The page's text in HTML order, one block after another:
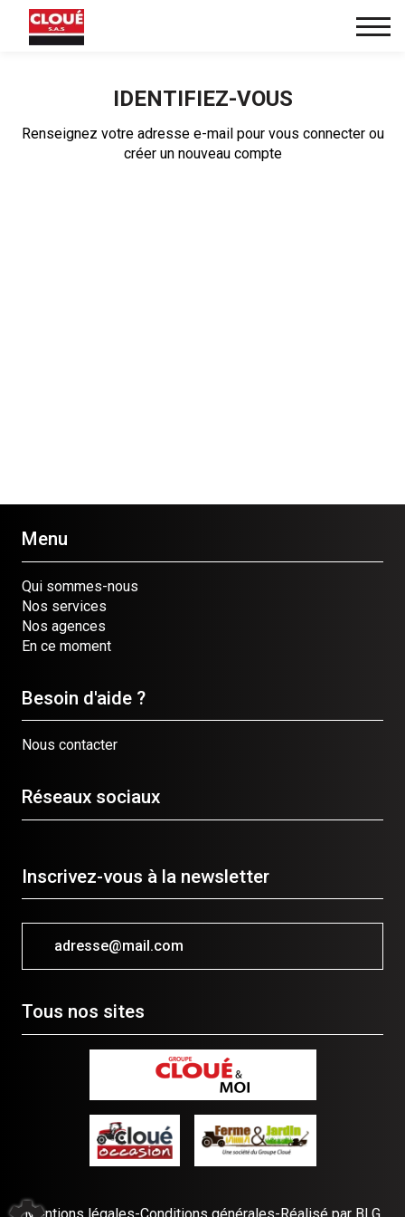
IDENTIFIEZ-VOUS
Renseignez votre adresse e-mail pour vous connecter ou
créer un nouveau compte
Menu
Qui sommes-nous
Nos services
Nos agences
En ce moment
Besoin d'aide ?
Nous contacter
Réseaux sociaux
Inscrivez-vous à la newsletter
adresse@mail.com
Tous nos sites